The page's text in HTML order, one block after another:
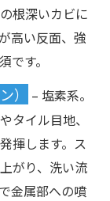
根深いカビに
高い反面、強
です。
）
– 塩素系。
タイル目地、
揮します。ス
がり、洗い流
金属部への噴